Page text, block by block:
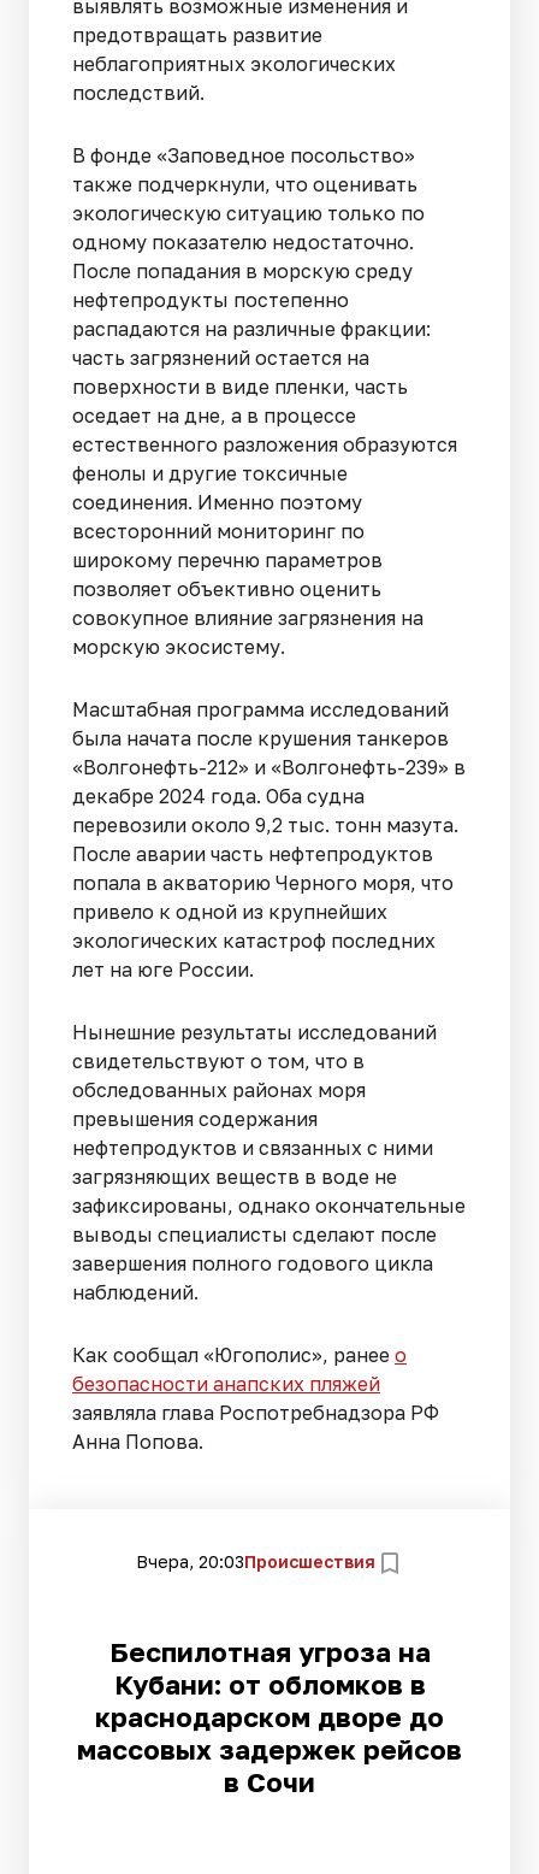
выявлять возможные изменения и
предотвращать развитие
неблагоприятных экологических
последствий.
В фонде «Заповедное посольство»
также подчеркнули, что оценивать
экологическую ситуацию только по
одному показателю недостаточно.
После попадания в морскую среду
нефтепродукты постепенно
распадаются на различные фракции:
часть загрязнений остается на
поверхности в виде пленки, часть
оседает на дне, а в процессе
естественного разложения образуются
фенолы и другие токсичные
соединения. Именно поэтому
всесторонний мониторинг по
широкому перечню параметров
позволяет объективно оценить
совокупное влияние загрязнения на
морскую экосистему.
Масштабная программа исследований
была начата после крушения танкеров
«Волгонефть-212» и «Волгонефть-239» в
декабре 2024 года. Оба судна
перевозили около 9,2 тыс. тонн мазута.
После аварии часть нефтепродуктов
попала в акваторию Черного моря, что
привело к одной из крупнейших
экологических катастроф последних
лет на юге России.
Нынешние результаты исследований
свидетельствуют о том, что в
обследованных районах моря
превышения содержания
нефтепродуктов и связанных с ними
загрязняющих веществ в воде не
зафиксированы, однако окончательные
выводы специалисты сделают после
завершения полного годового цикла
наблюдений.
Как сообщал «Югополис», ранее о
безопасности анапских пляжей
заявляла глава Роспотребнадзора РФ
Анна Попова.
Вчера, 20:03Происшествия
Беспилотная угроза на
Кубани: от обломков в
краснодарском дворе до
массовых задержек рейсов
в Сочи